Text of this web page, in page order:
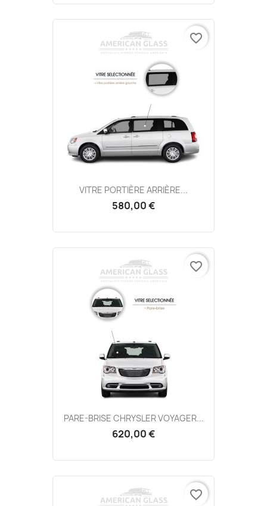
VITRE PORTIÈRE ARRIÈRE...
580,00 €
favorite_border
PARE-BRISE CHRYSLER VOYAGER...
620,00 €
favorite_border
favorite_border